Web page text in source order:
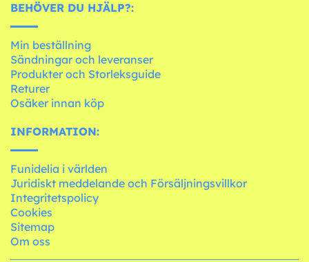
BEHÖVER DU HJÄLP?:
Min beställning
Sändningar och leveranser
Produkter och Storleksguide
Returer
Osäker innan köp
INFORMATION:
Funidelia i världen
Juridiskt meddelande och Försäljningsvillkor
Integritetspolicy
Cookies
Sitemap
Om oss